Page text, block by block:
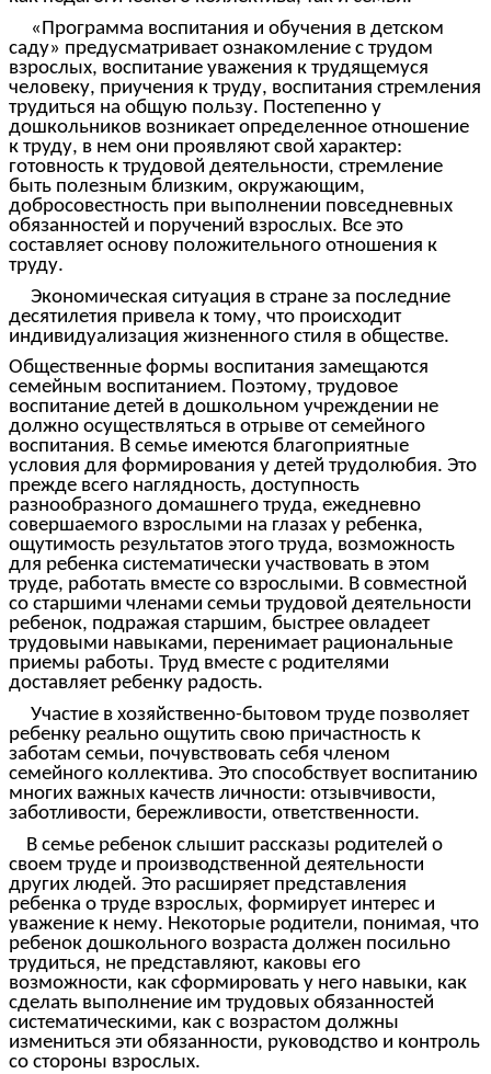
«Программа воспитания и обучения в детском
саду» предусматривает ознакомление с трудом
взрослых, воспитание уважения к трудящемуся
человеку, приучения к труду, воспитания стремления
трудиться на общую пользу. Постепенно у
дошкольников возникает определенное отношение
к труду, в нем они проявляют свой характер:
готовность к трудовой деятельности, стремление
быть полезным близким, окружающим,
добросовестность при выполнении повседневных
обязанностей и поручений взрослых. Все это
составляет основу положительного отношения к
труду.
Экономическая ситуация в стране за последние
десятилетия привела к тому, что происходит
индивидуализация жизненного стиля в обществе.
Общественные формы воспитания замещаются
семейным воспитанием. Поэтому, трудовое
воспитание детей в дошкольном учреждении не
должно осуществляться в отрыве от семейного
воспитания. В семье имеются благоприятные
условия для формирования у детей трудолюбия. Это
прежде всего наглядность, доступность
разнообразного домашнего труда, ежедневно
совершаемого взрослыми на глазах у ребенка,
ощутимость результатов этого труда, возможность
для ребенка систематически участвовать в этом
труде, работать вместе со взрослыми. В совместной
со старшими членами семьи трудовой деятельности
ребенок, подражая старшим, быстрее овладеет
трудовыми навыками, перенимает рациональные
приемы работы. Труд вместе с родителями
доставляет ребенку радость.
Участие в хозяйственно-бытовом труде позволяет
ребенку реально ощутить свою причастность к
заботам семьи, почувствовать себя членом
семейного коллектива. Это способствует воспитанию
многих важных качеств личности: отзывчивости,
заботливости, бережливости, ответственности.
В семье ребенок слышит рассказы родителей о
своем труде и производственной деятельности
других людей. Это расширяет представления
ребенка о труде взрослых, формирует интерес и
уважение к нему. Некоторые родители, понимая, что
ребенок дошкольного возраста должен посильно
трудиться, не представляют, каковы его
возможности, как сформировать у него навыки, как
сделать выполнение им трудовых обязанностей
систематическими, как с возрастом должны
измениться эти обязанности, руководство и контроль
со стороны взрослых.